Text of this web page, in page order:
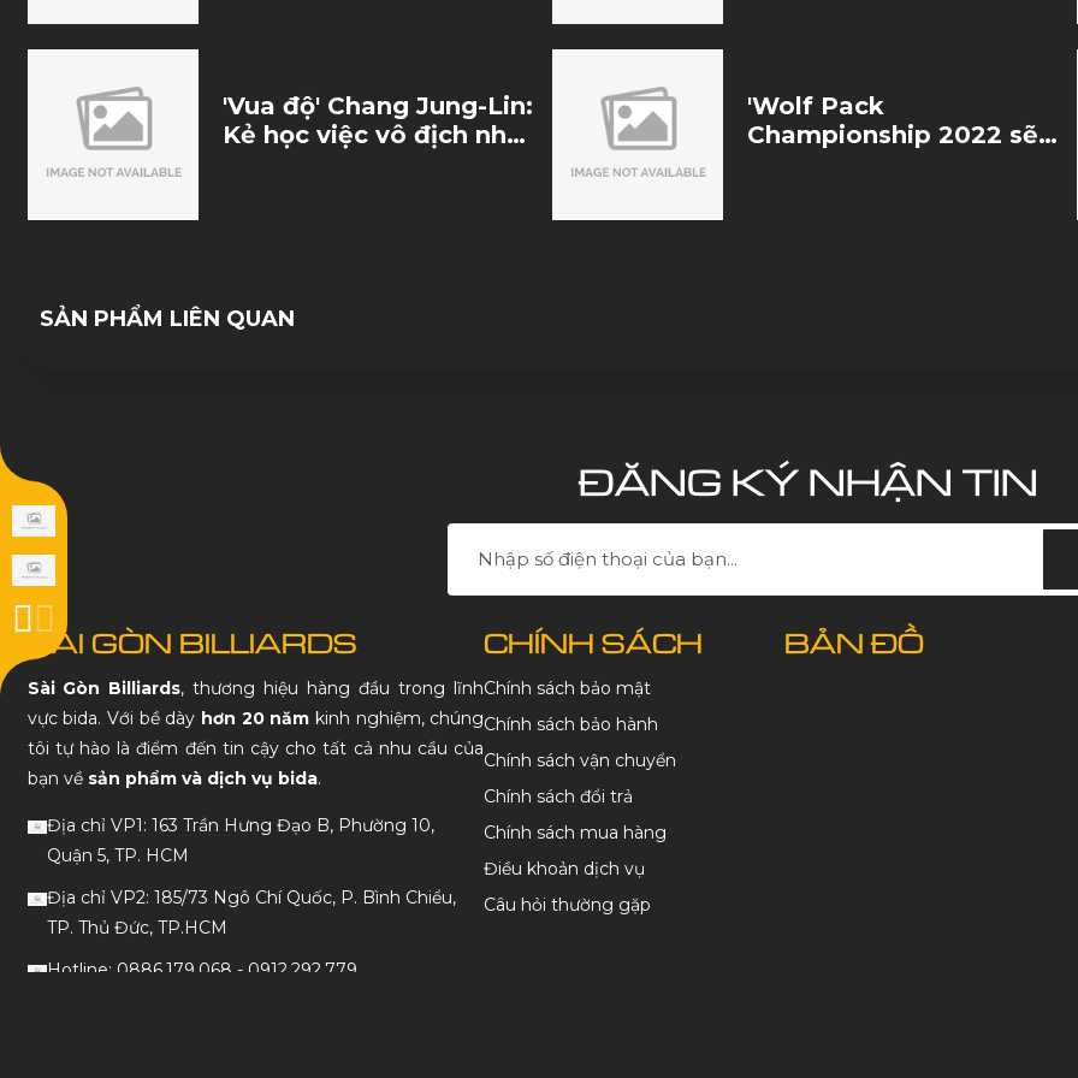
'Vua độ' Chang Jung-Lin:
Kẻ học việc vô địch nhờ
'Wolf Pack
Championship 2022 sẽ
SẢN PHẨM LIÊN QUAN
ĐĂNG KÝ NHẬN TIN
SÀI GÒN BILLIARDS
Sài Gòn Billiards, thương hiệu hàng đầu trong lĩnh
vực bida. Với bề dày hơn 20 năm kinh nghiệm, chúng
tôi tự hào là điểm đến tin cậy cho tất cả nhu cầu của
bạn về sản phẩm và dịch vụ bida.
Địa chỉ VP1: 163 Trần Hưng Đạo B, Phường 10,
Quận 5, TP. HCM
Địa chỉ VP2: 185/73 Ngô Chí Quốc, P. Bình Chiểu,
TP. Thủ Đức, TP.HCM
Hotline: 0886.179.068 - 0912.292.779
CHÍNH SÁCH
Chính sách bảo mật
Chính sách bảo hành
Chính sách vận chuyển
Chính sách đổi trả
Chính sách mua hàng
Điều khoản dịch vụ
Câu hỏi thường gặp
BẢN ĐỒ